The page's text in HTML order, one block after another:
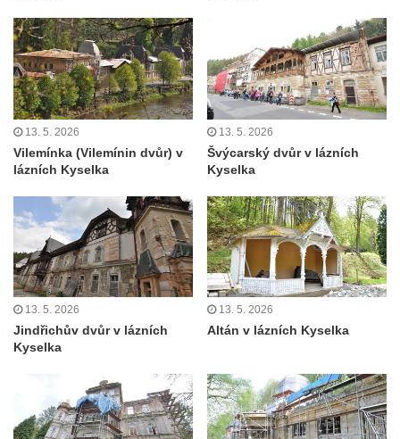
13. 5. 2026
Vilemínka (Vilemínin dvůr) v
lázních Kyselka
13. 5. 2026
Švýcarský dvůr v lázních
Kyselka
13. 5. 2026
Jindřichův dvůr v lázních
Kyselka
13. 5. 2026
Altán v lázních Kyselka